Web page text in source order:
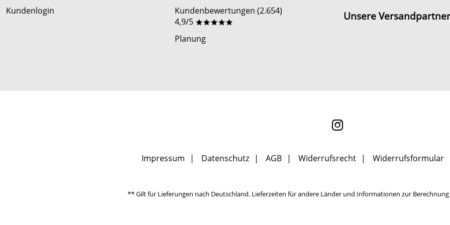
Kundenlogin
Kundenbewertungen (2.654)
4,9/5 *****
Planung
Unsere Versandpartner
Impressum Datenschutz AGB Widerrufsrecht Widerrufsformular
** Gilt für Lieferungen nach Deutschland. Lieferzeiten für andere Länder und Informationen zur